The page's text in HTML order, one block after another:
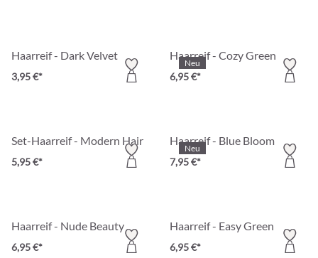
Haarreif - Dark Velvet
3,95 €*
Neu
Haarreif - Cozy Green
6,95 €*
Set-Haarreif - Modern Hair
5,95 €*
Neu
Haarreif - Blue Bloom
7,95 €*
Haarreif - Nude Beauty
6,95 €*
Haarreif - Easy Green
6,95 €*